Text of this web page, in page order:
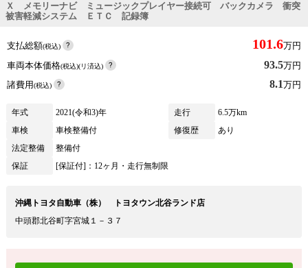
Ｘ メモリーナビ ミュージックプレイヤー接続可 バックカメラ 衝突
被害軽減システム ＥＴＣ 記録簿
支払総額(税込) 101.6万円
車両本体価格(税込)(リ済込) 93.5万円
諸費用(税込) 8.1万円
年式 2021(令和3)年 走行
6.5万km
車検
車検整備付 修復歴
あり
法定整備
整備付
保証
[保証付]：12ヶ月・走行無制限
沖縄トヨタ自動車（株） トヨタウン北谷ランド店
中頭郡北谷町字宮城１－３７